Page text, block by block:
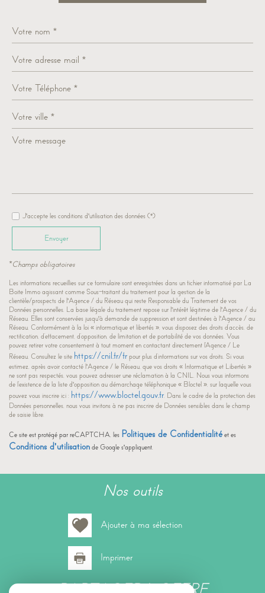
Bar
Cinéma
Enseignement supérieur
Bureau de poste
Presse et Tabac
Statistiques
Nous n'avons pas pu déterminer de statistiques pour cette
ville
J'accepte les conditions d'utilisation des données (*)
Envoyer
*Champs obligatoires
Les informations recueillies sur ce formulaire sont enregistrées dans un fichier informatisé par La
Boite Immo agissant comme Sous-traitant du traitement pour la gestion de la
clientèle/prospects de l'Agence / du Réseau qui reste Responsable du Traitement de vos
Données personnelles. La base légale du traitement repose sur l'intérêt légitime de l'Agence / du
Réseau. Elles sont conservées jusqu'à demande de suppression et sont destinées à l'Agence / au
Réseau. Conformément à la loi « informatique et libertés », vous disposez des droits d’accès, de
rectification, d’effacement, d’opposition, de limitation et de portabilité de vos données. Vous
pouvez retirer votre consentement à tout moment en contactant directement l’Agence / Le
Réseau. Consultez le site https://cnil.fr/fr pour plus d’informations sur vos droits. Si vous
estimez, après avoir contacté l'Agence / le Réseau, que vos droits « Informatique et Libertés »
ne sont pas respectés, vous pouvez adresser une réclamation à la CNIL. Nous vous informons
de l’existence de la liste d'opposition au démarchage téléphonique « Bloctel », sur laquelle vous
pouvez vous inscrire ici : https://www.bloctel.gouv.fr . Dans le cadre de la protection des
Données personnelles, nous vous invitons à ne pas inscrire de Données sensibles dans le champ
de saisie libre.
Ce site est protégé par reCAPTCHA, les Politiques de Confidentialitéet es
Conditions d'utilisation de Google s'appliquent.
nos outils
Ajouter à ma sélection
Imprimer
PARTAGER L'OFFRE